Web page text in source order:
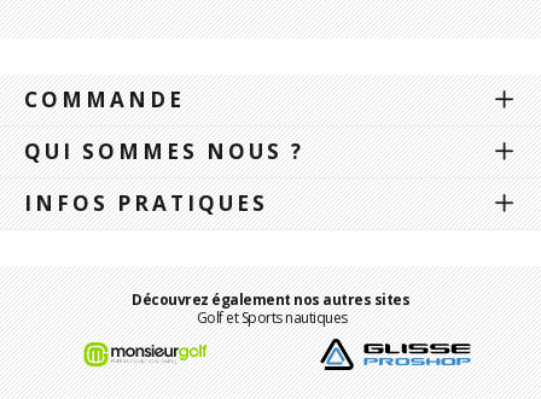
COMMANDE
QUI SOMMES NOUS ?
INFOS PRATIQUES
Découvrez également nos autres sites
Golf et Sports nautiques